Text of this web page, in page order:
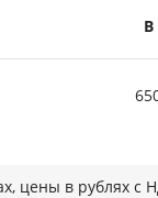
B
цены в рублях с